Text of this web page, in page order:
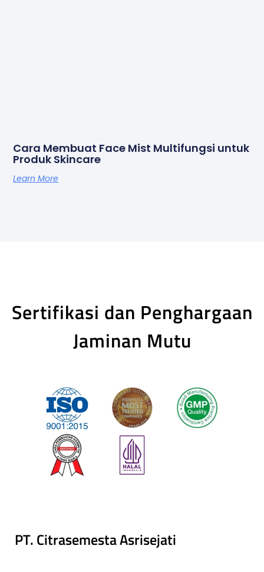
Cara Membuat Face Mist Multifungsi untuk
Produk Skincare
Learn More
Sertifikasi dan Penghargaan
Jaminan Mutu
PT. Citrasemesta Asrisejati